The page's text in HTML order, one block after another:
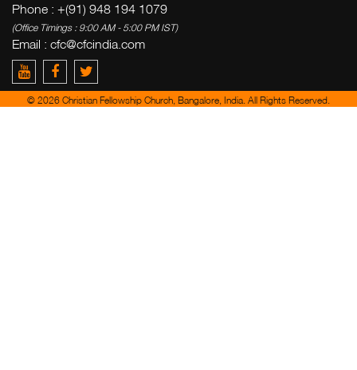
Phone : +(91) 948 194 1079
(Office Timings : 9:00 AM - 5:00 PM IST)
Email : cfc@cfcindia.com
© 2026 Christian Fellowship Church, Bangalore, India. All Rights Reserved.